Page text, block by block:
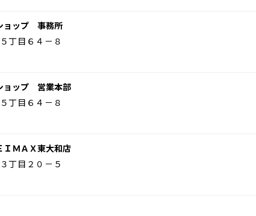
ョップ 事務所
丁目６４－８
ョップ 営業本部
丁目６４－８
ＩＭＡＸ東大和店
丁目２０－５